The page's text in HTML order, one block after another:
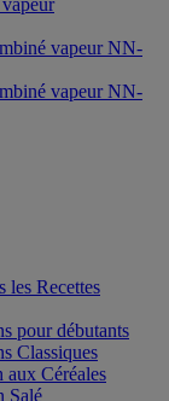
vapeur NN-
vapeur NN-
les Recettes
pour débutants
Classiques
aux Céréales
Salé